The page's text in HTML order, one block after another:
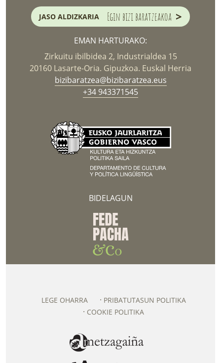
JASO ALDIZKARIA Egin bizi baratzeakoa >
EMAN HARTURAKO:
Zirkuitu ibilbidea 2, Industrialdea 15
20160 Lasarte-Oria. Gipuzkoa. Euskal Herria
bizibaratzea@bizibaratzea.eus
+34 943371545
BIDELAGUN
LEGE OHARRA
PRIBATUTASUN POLITIKA
COOKIE POLITIKA